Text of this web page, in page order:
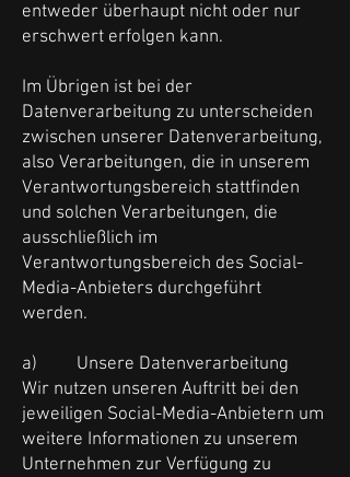
entweder überhaupt nicht oder nur
erschwert erfolgen kann.
Im Übrigen ist bei der
Datenverarbeitung zu unterscheiden
zwischen unserer Datenverarbeitung,
also Verarbeitungen, die in unserem
Verantwortungsbereich stattfinden
und solchen Verarbeitungen, die
ausschließlich im
Verantwortungsbereich des Social-
Media-Anbieters durchgeführt
werden.
a) Unsere Datenverarbeitung
Wir nutzen unseren Auftritt bei den
jeweiligen Social-Media-Anbietern um
weitere Informationen zu unserem
Unternehmen zur Verfügung zu